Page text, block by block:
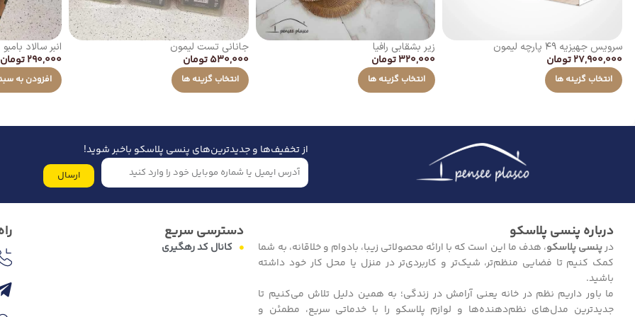
سرویس جهیزیه ۴۹ پارچه لیمون
27,900,000تومان
انتخاب گزینه ها
زیر بشقابی رافیا
320,000تومان
انتخاب گزینه ها
جانانی تست لیمون
530,000تومان
انتخاب گزینه ها
انبر سالاد بامبو
290,000تومان
افزودن به
از تخفیف‌ها و جدیدترین‌های پنسی پلاسکو باخبر شوید!
ارسال
درباره پنسی پلاسکو
درپنسی پلاسکو، هدف ما این است که با ارائه محصولاتی زیبا، بادوام و خلاقانه، به شما
کمک کنیم تا فضایی منظم‌تر، شیک‌تر و کاربردی‌تر در منزل یا محل کار خود داشته
باشید.
ما باور داریم نظم در خانه یعنی آرامش در زندگی؛ به همین دلیل تلاش می‌کنیم تا
جدیدترین مدل‌های نظم‌دهنده‌ها و لوازم پلاسکو را با خدماتی سریع، مطمئن و
دسترسی سریع
کانال کد رهگیری